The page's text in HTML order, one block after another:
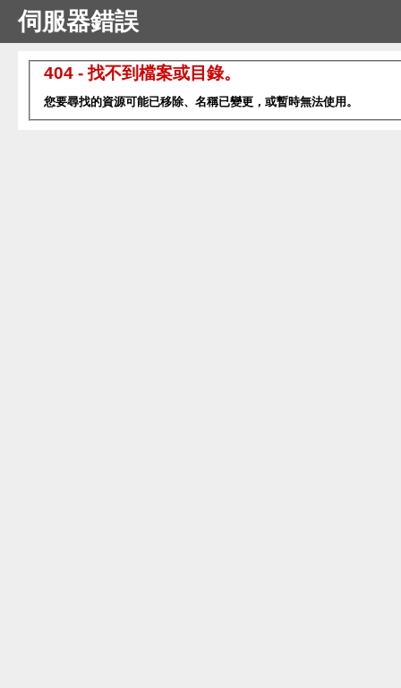
伺服器錯誤
404 - 找不到檔案或目錄。
您要尋找的資源可能已移除、名稱已變更，或暫時無法使用。